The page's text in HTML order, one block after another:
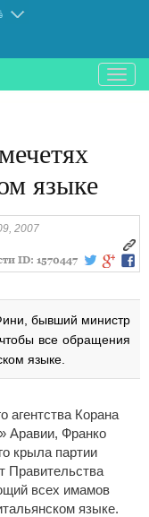
باز
و
языке
2007
ID: 1570447
бывший министр
все обращения
языке.
агентства Корана
Аравии, Франко
крыла партии
Правительства
всех имамов
языке.